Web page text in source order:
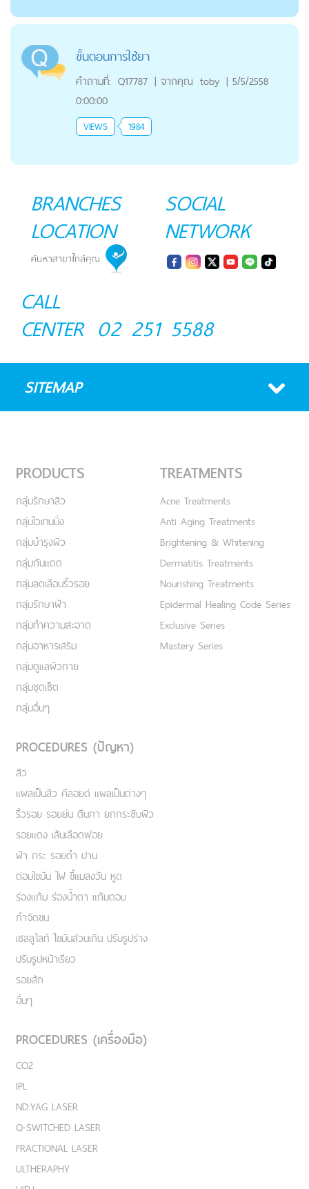
ขั้นตอนการใช้ยา
คำถามที่: Q17787 | จากคุณ toby | 5/5/2558
0:00:00
VIEWS 1984
BRANCHES
LOCATION
SOCIAL
NETWORK
CALL
CENTER 02 251 5588
SITEMAP
PRODUCTS
กลุ่มรักษาสิว
กลุ่มไวเทนนิ่ง
กลุ่มบำรุงผิว
กลุ่มกันแดด
กลุ่มลดเลือนริ้วรอย
กลุ่มรักษาฝ้า
กลุ่มทำความสะอาด
กลุ่มอาหารเสริม
กลุ่มดูแลผิวกาย
กลุ่มชุดเซ็ต
กลุ่มอื่นๆ
TREATMENTS
Acne Treatments
Anti Aging Treatments
Brightening & Whitening
Dermatitis Treatments
Nourishing Treatments
Epidermal Healing Code Series
Exclusive Series
Mastery Series
PROCEDURES (ปัญหา)
สิว
แผลเป็นสิว คีลอยด์ แผลเป็นต่างๆ
ริ้วรอย รอยย่น ตีนกา ยกกระชับผิว
รอยแดง เส้นเลือดฟอย
ฝ้า กระ รอยดำ ปาน
ต่อมไขมัน ไฝ ขี้แมลงวัน หูด
ร่องแก้ม ร่องน้ำตา แก้มตอบ
กำจัดขน
เชลลูไลท์ ไขมันส่วนเกิน ปรับรูปร่าง
ปรับรูปหน้าเรียว
รอยสัก
อื่นๆ
PROCEDURES (เครื่องมือ)
CO2
IPL
ND:YAG LASER
Q-SWITCHED LASER
FRACTIONAL LASER
ULTHERAPHY